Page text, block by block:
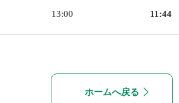
13:00 11:44
ホームへ戻る 